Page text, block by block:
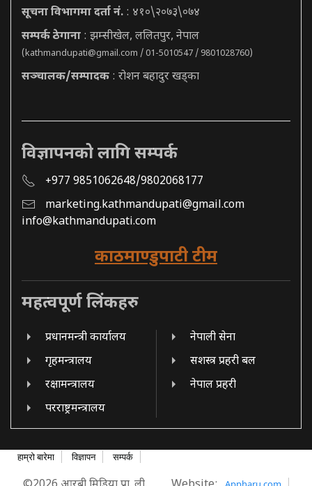
सूचना विभागमा दर्ता नं. : ४१०\२०७३\०७४
सम्पर्क ठेगाना : झम्सीखेल, ललितपुर, नेपाल
(kathmandupati@gmail.com / 01-5010547 / 9801028760)
सञ्चालक/सम्पादक : रोशन बहादुर खड्का
विज्ञापनको लागि सम्पर्क
+977 9851062648/9802068177
marketing.kathmandupati@gmail.com
info@kathmandupati.com
काठमाण्डुपाटी टीम
महत्वपूर्ण लिंकहरु
प्रधानमन्त्री कार्यालय
गृहमन्त्रालय
रक्षामन्त्रालय
परराष्ट्रमन्त्रालय
नेपाली सेना
सशस्त्र प्रहरी बल
नेपाल प्रहरी
हाम्रो बारेमा विज्ञापन सम्पर्क